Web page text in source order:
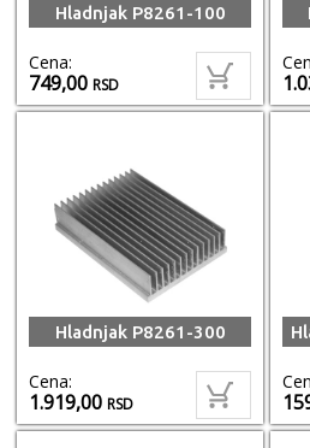
Hladnjak P8261-100
Cena:
749,00RSD
Hladnjak P8261-300
Cena:
1.919,00RSD